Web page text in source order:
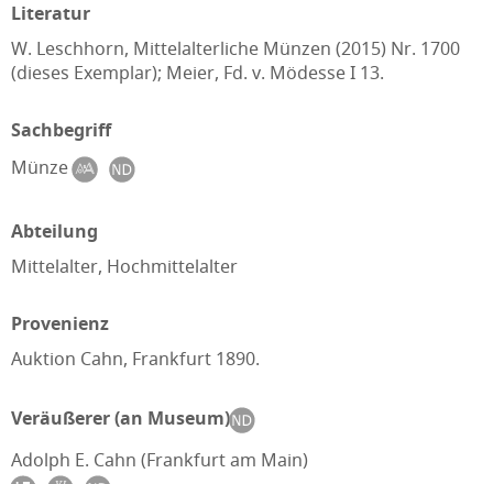
Literatur
W. Leschhorn, Mittelalterliche Münzen (2015) Nr. 1700
(dieses Exemplar); Meier, Fd. v. Mödesse I 13.
Sachbegriff
Münze
Abteilung
Mittelalter, Hochmittelalter
Provenienz
Auktion Cahn, Frankfurt 1890.
Veräußerer (an Museum)
Adolph E. Cahn (Frankfurt am Main)